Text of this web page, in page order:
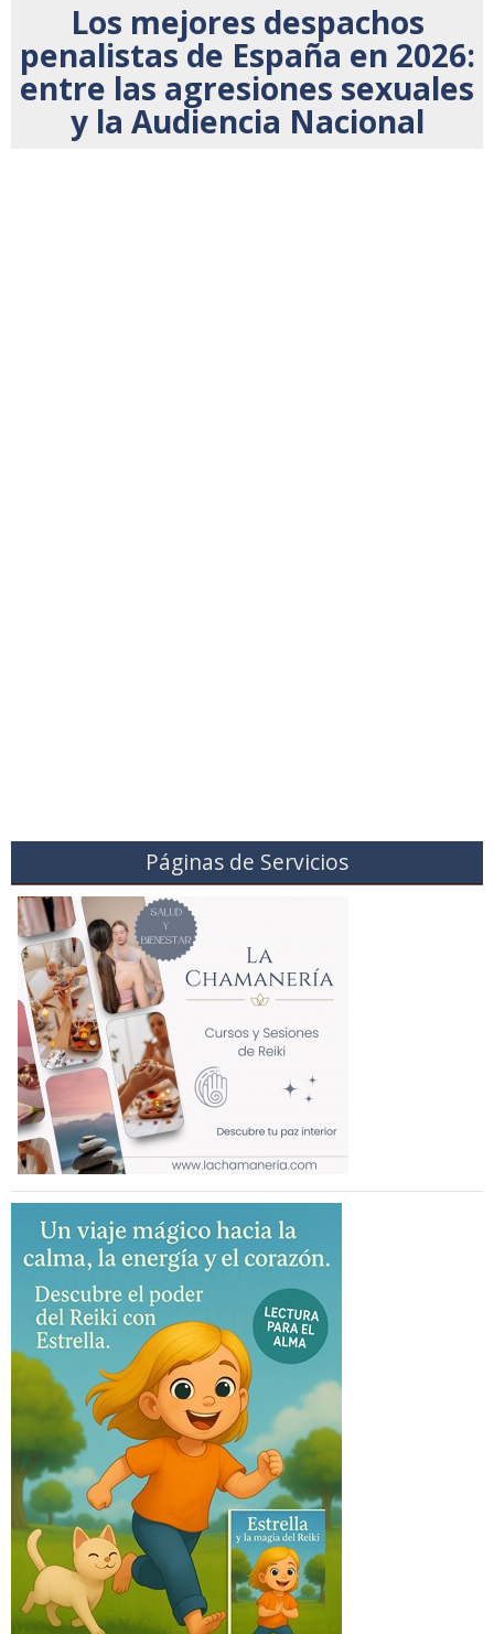
Los mejores despachos
penalistas de España en 2026:
entre las agresiones sexuales
y la Audiencia Nacional
Páginas de Servicios